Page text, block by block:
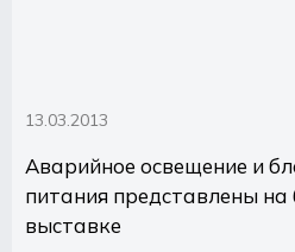
13.03.2013
Аварийное освещение и
питания представлены на
выставке